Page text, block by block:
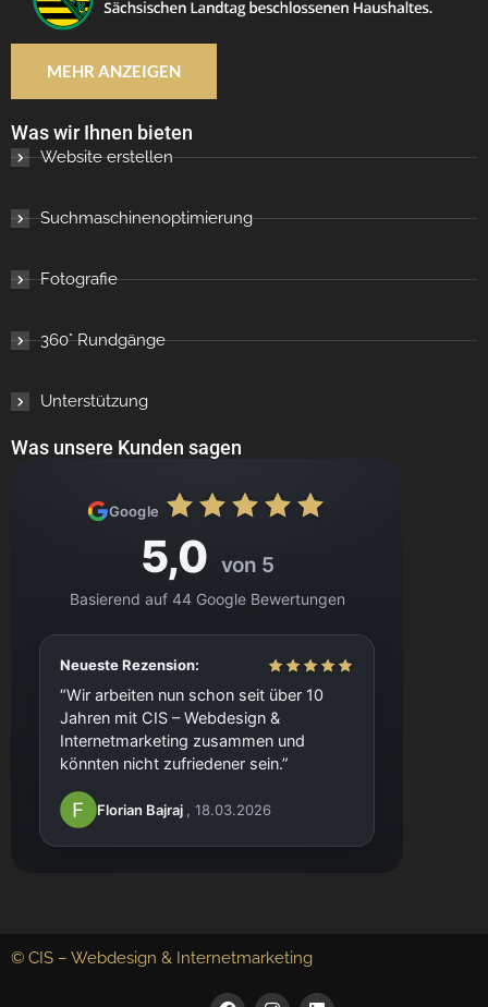
MEHR ANZEIGEN
Was wir Ihnen bieten
Website erstellen
Suchmaschinenoptimierung
Fotografie
360° Rundgänge
Unterstützung
Was unsere Kunden sagen
Google
5,0 von 5
Basierend auf 44 Google Bewertungen
Neueste Rezension:
Wir arbeiten nun schon seit über 10
Jahren mit CIS – Webdesign &
Internetmarketing zusammen und
könnten nicht zufriedener sein.
Florian Bajraj , 18.03.2026
© CIS – Webdesign & Internetmarketing
F I L